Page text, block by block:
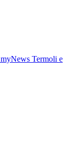
myNews Termoli e